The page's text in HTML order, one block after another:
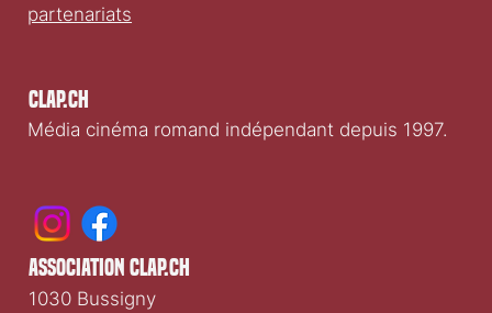
Clap.ch
Média cinéma romand indépendant depuis 1997.
partenariats
association clap.ch
1030 Bussigny